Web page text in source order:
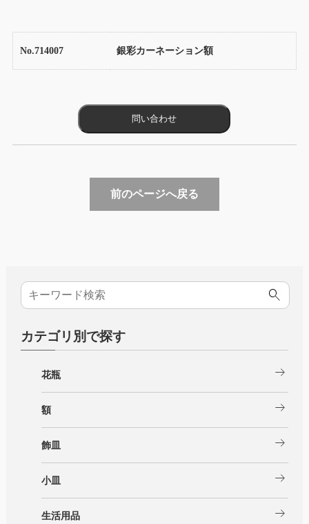
No.714007 銀彩カーネーション額
前のページへ戻る
カテゴリ別で探す
花瓶 arrow_right_alt
額 arrow_right_alt
飾皿 arrow_right_alt
小皿 arrow_right_alt
生活用品 arrow_right_alt